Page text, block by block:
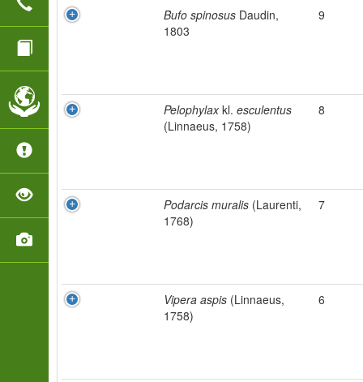
Bufo spinosus Daudin,
1803
9
Pelophylaxkl. esculentus
(Linnaeus, 1758)
8
Podarcis muralis (Laurenti,
1768)
7
Vipera aspis (Linnaeus,
1758)
6